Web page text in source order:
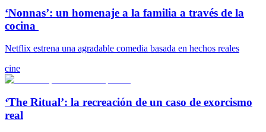
‘Nonnas’: un homenaje a la familia a través de la
cocina
Netflix estrena una agradable comedia basada en hechos reales
cine
‘The Ritual’: la recreación de un caso de exorcismo
real